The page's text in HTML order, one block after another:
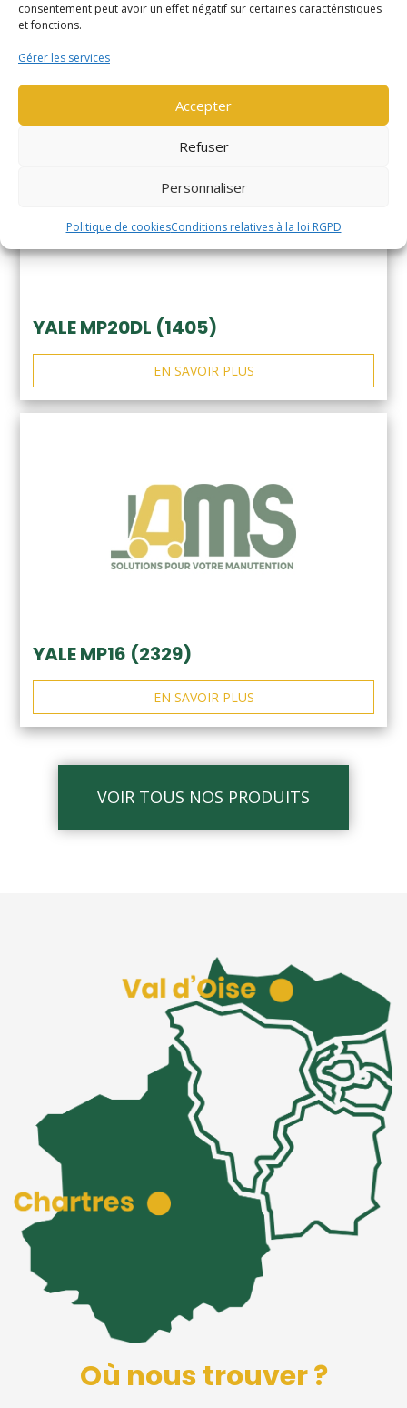
consentement peut avoir un effet négatif sur certaines caractéristiques
et fonctions.
Gérer les services
Accepter
Refuser
Personnaliser
Politique de cookiesConditions relatives à la loi RGPD
YALE MP20DL (1405)
EN SAVOIR PLUS
YALE MP16 (2329)
EN SAVOIR PLUS
VOIR TOUS NOS PRODUITS
Où nous trouver ?